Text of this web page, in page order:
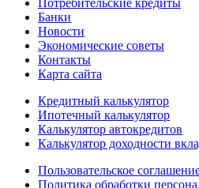
Банки
Новости
Экономические советы
Контакты
Карта сайта
Кредитный калькулятор
Ипотечный калькулятор
Калькулятор автокредитов
Калькулятор доходности
Пользовательское
Политика обработки